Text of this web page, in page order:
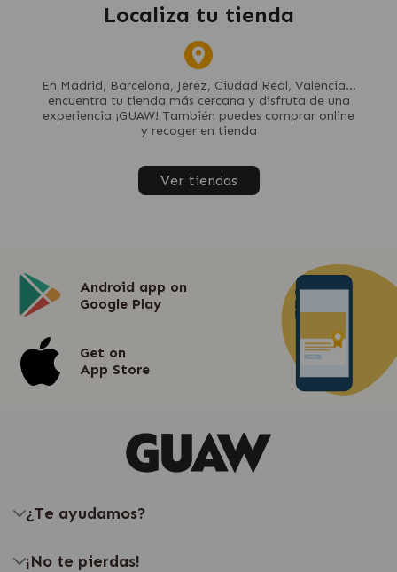
Localiza tu tienda
En Madrid, Barcelona, Jerez, Ciudad Real, Valencia...
encuentra tu tienda más cercana y disfruta de una
experiencia ¡GUAW! También puedes comprar online
y recoger en tienda
Ver tiendas
Android app on
Google Play
Get on
App Store
¿Te ayudamos?
¡No te pierdas!